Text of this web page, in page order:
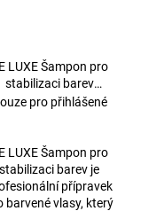
LUXE Šampon pro
stabilizaci barev
1000ml
pro přihlášené
LUXE Šampon pro
stabilizaci barev je
přípravek
barvené vlasy, který